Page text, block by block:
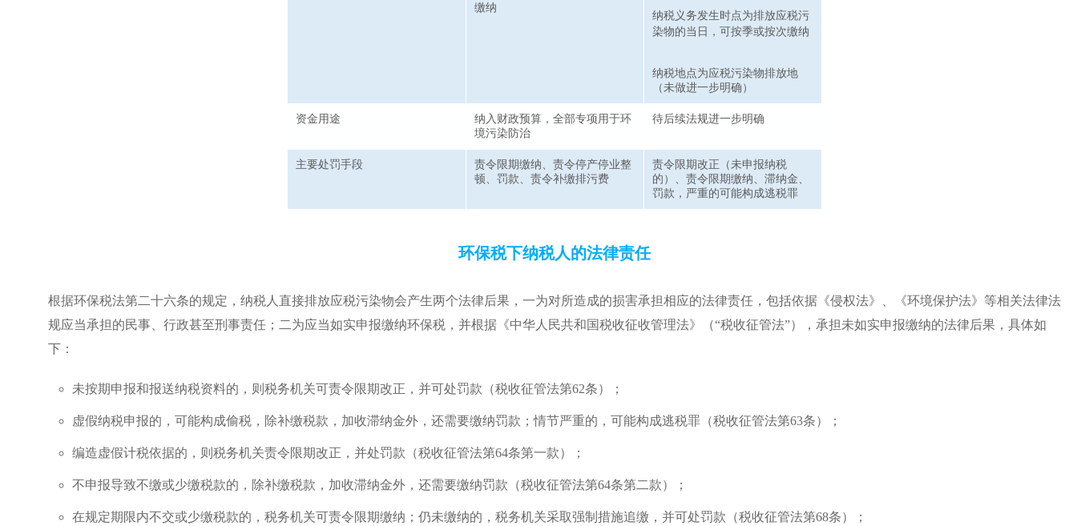
缴纳
纳税义务发生时点为排放应税污
染物的当日，可按季或按次缴纳
纳税地点为应税污染物排放地
（未做进一步明确）
资金用途
纳入财政预算，全部专项用于环
境污染防治
待后续法规进一步明确
主要处罚手段
责令限期缴纳、责令停产停业整
顿、罚款、责令补缴排污费
责令限期改正（未申报纳税
的）、责令限期缴纳、滞纳金、
罚款，严重的可能构成逃税罪
环保税下纳税人的法律责任
根据环保税法第二十六条的规定，纳税人直接排放应税污染物会产生两个法律后果，一为对所造成的损害承担相应的法律责任，包括依据《侵权法》、《环境保护法》等相关法律法
规应当承担的民事、行政甚至刑事责任；二为应当如实申报缴纳环保税，并根据《中华人民共和国税收征收管理法》（“税收征管法”），承担未如实申报缴纳的法律后果，具体如
下：
未按期申报和报送纳税资料的，则税务机关可责令限期改正，并可处罚款（税收征管法第62条）；
虚假纳税申报的，可能构成偷税，除补缴税款，加收滞纳金外，还需要缴纳罚款；情节严重的，可能构成逃税罪（税收征管法第63条）；
编造虚假计税依据的，则税务机关责令限期改正，并处罚款（税收征管法第64条第一款）；
不申报导致不缴或少缴税款的，除补缴税款，加收滞纳金外，还需要缴纳罚款（税收征管法第64条第二款）；
在规定期限内不交或少缴税款的，税务机关可责令限期缴纳；仍未缴纳的，税务机关采取强制措施追缴，并可处罚款（税收征管法第68条）；